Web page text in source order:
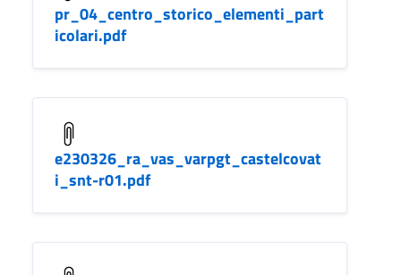
pr_04_centro_storico_elementi_part
icolari.pdf
e230326_ra_vas_varpgt_castelcovat
i_snt-r01.pdf